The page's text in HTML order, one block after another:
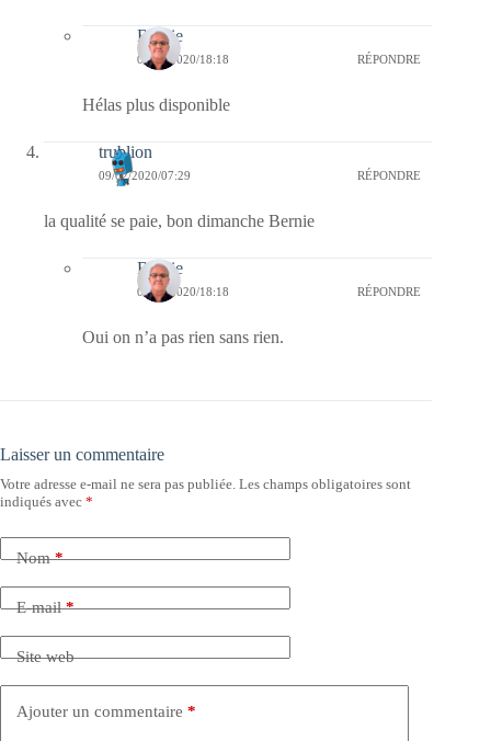
Bernie
09/02/2020/18:18 RÉPONDRE
Hélas plus disponible
trublion
09/02/2020/07:29 RÉPONDRE
la qualité se paie, bon dimanche Bernie
Bernie
09/02/2020/18:18 RÉPONDRE
Oui on n’a pas rien sans rien.
Laisser un commentaire
Votre adresse e-mail ne sera pas publiée. Les champs obligatoires sont
indiqués avec *
Nom*
E-mail*
Site web
Ajouter un commentaire *